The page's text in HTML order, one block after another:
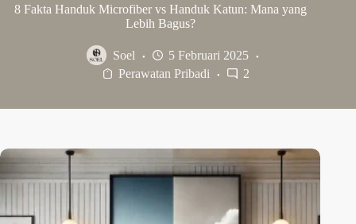
8 Fakta Handuk Microfiber vs Handuk Katun: Mana yang
Lebih Bagus?
Soel
5 Februari 2025
Perawatan Pribadi
2